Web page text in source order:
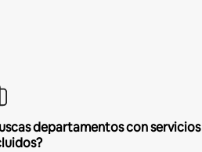
departamentos con servicios